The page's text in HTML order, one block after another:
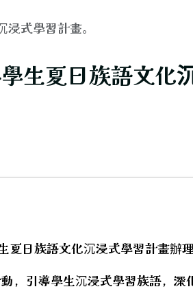
式學習計畫。
生夏日族語文化
日族語文化沉浸式學習計畫辦理
，引導學生沉浸式學習族語，深